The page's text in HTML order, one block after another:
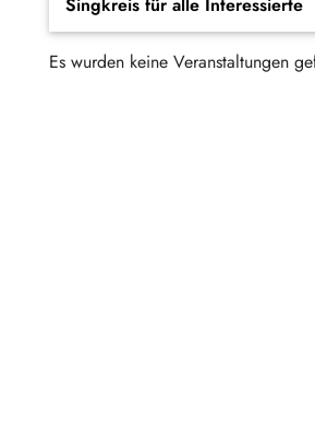
Es wurden keine Veranstaltungen